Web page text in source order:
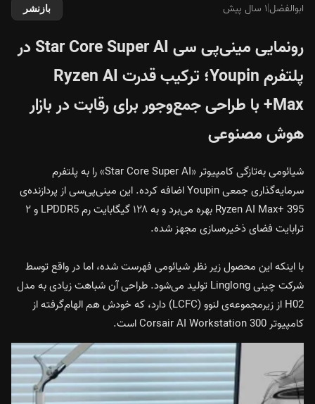
ابوالفضل|۱ سال پیش بازنشر
رونمایی مینی‌پی‌ سی Star Core Super AI در
پلتفرم Youpin؛ ترکیب قدرت Ryzen AI
Max+ با طراحی جمع‌وجور برای رقابت در بازار
هوش مصنوعی
شیائومی به‌تازگی کامپیوتر «Star Core Super AI» را به پلتفرم
سرمایه‌گذاری جمعی Youpin اضافه کرده. این مینی‌پی‌سی از پردازنده‌ی
Ryzen AI Max+ 395 بهره می‌برد و به ۱۲۸ گیگابایت رم LPDDR5 و ۲
ترابایت فضای ذخیره‌سازی مجهز شده.
با اینکه این محصول زیر نظر شیائومی فهرست شده، اما در واقع توسط
شرکت چینی Linglong تولید می‌شود. طراحی آن شباهت زیادی به مدل
H02 از زیرمجموعه‌ی لنوو (LCFC) دارد، که خودش هم الهام‌گرفته از
کامپیوتر Corsair AI Workstation 300 است.